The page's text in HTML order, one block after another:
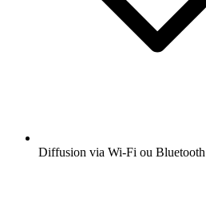
Diffusion via Wi-Fi ou Bluetooth